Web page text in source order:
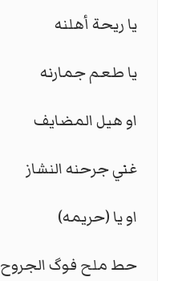
يا ريحة أهلنه
يا طعم جمارنه
او هيل المضايف
غني جرحنه النشاز
او يا (حريمه)
حط ملح فوگ الجروح